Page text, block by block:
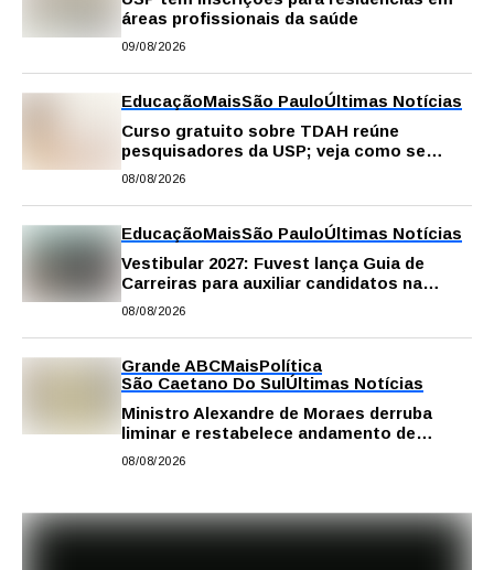
áreas profissionais da saúde
09/08/2026
EducaçãoMaisSão PauloÚltimas Notícias
Curso gratuito sobre TDAH reúne
pesquisadores da USP; veja como se
inscrever
08/08/2026
EducaçãoMaisSão PauloÚltimas Notícias
Vestibular 2027: Fuvest lança Guia de
Carreiras para auxiliar candidatos na
escolha da profissão
08/08/2026
Grande ABCMaisPolítica
São Caetano Do SulÚltimas Notícias
Ministro Alexandre de Moraes derruba
liminar e restabelece andamento de
comissão processante contra vereador
08/08/2026